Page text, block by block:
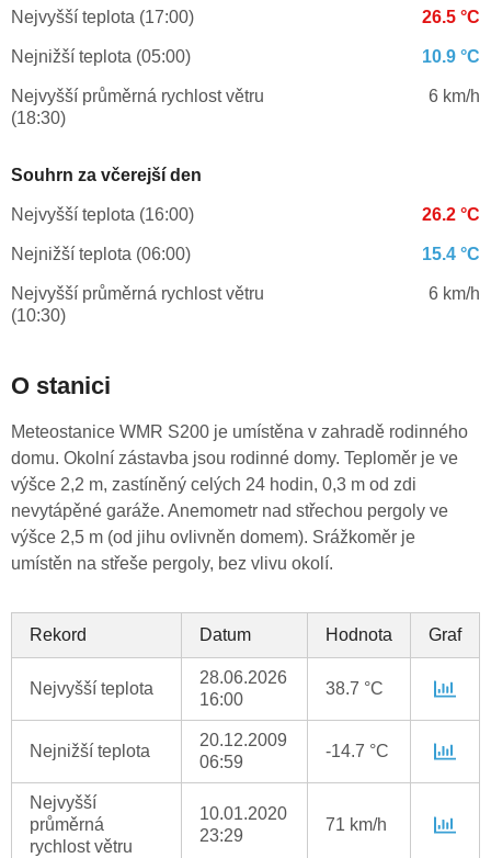
Nejvyšší teplota (17:00) 26.5 °C
Nejnižší teplota (05:00) 10.9 °C
Nejvyšší průměrná rychlost větru
(18:30)
6 km/h
Souhrn za včerejší den
Nejvyšší teplota (16:00) 26.2 °C
Nejnižší teplota (06:00) 15.4 °C
Nejvyšší průměrná rychlost větru
(10:30)
6 km/h
O stanici
Meteostanice WMR S200 je umístěna v zahradě rodinného
domu. Okolní zástavba jsou rodinné domy. Teploměr je ve
výšce 2,2 m, zastíněný celých 24 hodin, 0,3 m od zdi
nevytápěné garáže. Anemometr nad střechou pergoly ve
výšce 2,5 m (od jihu ovlivněn domem). Srážkoměr je
umístěn na střeše pergoly, bez vlivu okolí.
Rekord Datum Hodnota Graf
Nejvyšší teplota
28.06.2026
16:00
38.7 °C
Nejnižší teplota
20.12.2009
06:59
-14.7 °C
Nejvyšší
průměrná
rychlost větru
10.01.2020
23:29
71 km/h